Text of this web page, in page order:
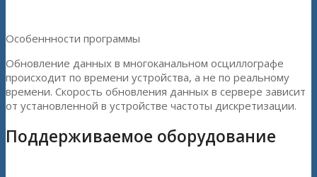
Особеннности программы
Обновление данных в многоканальном осциллографе
происходит по времени устройства, а не по реальному
времени. Скорость обновления данных в сервере зависит
от установленной в устройстве частоты дискретизации.
Поддерживаемое оборудование